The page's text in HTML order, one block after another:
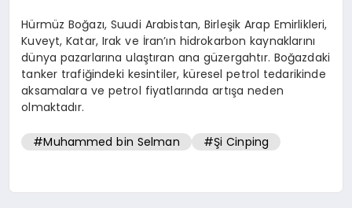
Hürmüz Boğazı, Suudi Arabistan, Birleşik Arap Emirlikleri,
Kuveyt, Katar, Irak ve İran’ın hidrokarbon kaynaklarını
dünya pazarlarına ulaştıran ana güzergahtır. Boğazdaki
tanker trafiğindeki kesintiler, küresel petrol tedarikinde
aksamalara ve petrol fiyatlarında artışa neden
olmaktadır.
#Muhammed bin Selman #Şi Cinping